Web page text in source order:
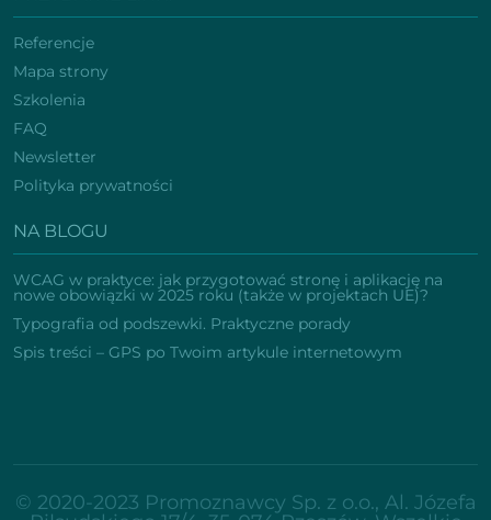
Referencje
Mapa strony
Szkolenia
FAQ
Newsletter
Polityka prywatności
NA BLOGU
WCAG w praktyce: jak przygotować stronę i aplikację na
nowe obowiązki w 2025 roku (także w projektach UE)?
Typografia od podszewki. Praktyczne porady
Spis treści – GPS po Twoim artykule internetowym
© 2020-2023 Promoznawcy Sp. z o.o., Al. Józefa